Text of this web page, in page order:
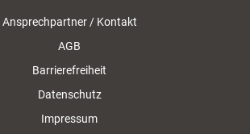
Ansprechpartner / Kontakt
AGB
Barrierefreiheit
Datenschutz
Impressum